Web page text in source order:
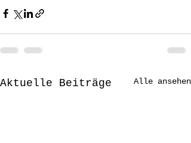
Aktuelle Beiträge Alle ansehen